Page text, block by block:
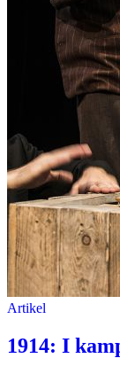
Artikel
1914: I